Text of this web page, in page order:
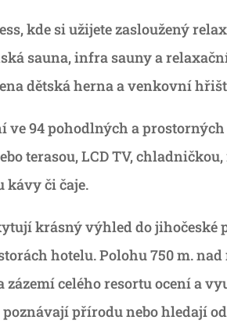
kde si užijete zasloužený
sauna, infra sauny a
dětská herna a venkovní
ve 94 pohodlných a
terasou, LCD TV,
kávy či čaje.
krásný výhled do jihočeské
hotelu. Polohu 750 m.
celého resortu ocení a
přírodu nebo hledají